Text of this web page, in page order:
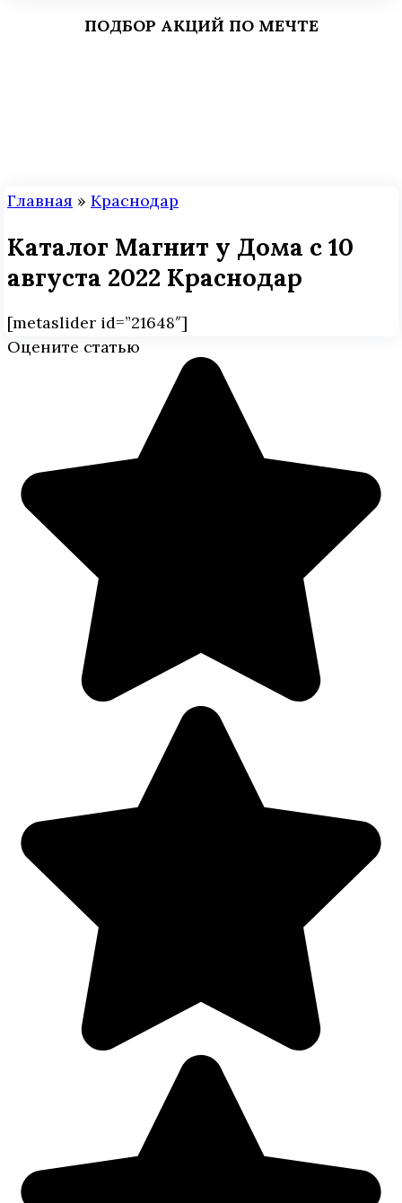
ПОДБОР АКЦИЙ ПО МЕЧТЕ
Главная » Краснодар
Каталог Магнит у Дома с 10
августа 2022 Краснодар
[metaslider id=”21648″]
Оцените статью